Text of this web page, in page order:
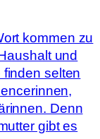
kommen zu
und
selten
Denn
gibt es